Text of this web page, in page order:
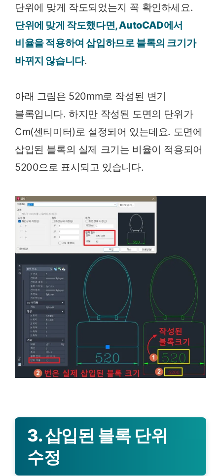
단위에 맞게 작도되었는지 꼭 확인하세요.
단위에 맞게 작도했다면, AutoCAD에서
비율을 적용하여 삽입하므로 블록의 크기가
바뀌지 않습니다.
아래 그림은 520mm로 작성된 변기
블록입니다. 하지만 작성된 도면의 단위가
Cm(센티미터)로 설정되어 있는데요. 도면에
삽입된 블록의 실제 크기는 비율이 적용되어
5200으로 표시되고 있습니다.
3. 삽입된 블록 단위
수정